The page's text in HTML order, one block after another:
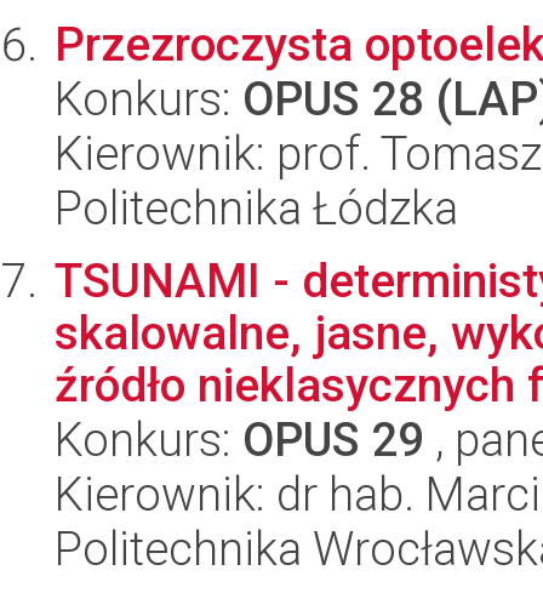
Przezroczysta
Konkurs: OPUS 28
Kierownik: prof.
Politechnika Łódzka
TSUNAMI -
skalowalne, jasne,
źródło nieklasycznych
Konkurs: OPUS 29 ,
Kierownik: dr hab.
Politechnika